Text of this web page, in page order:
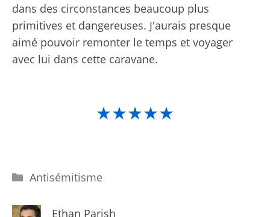
dans des circonstances beaucoup plus
primitives et dangereuses. J'aurais presque
aimé pouvoir remonter le temps et voyager
avec lui dans cette caravane.
★★★★★
Catégories
Antisémitisme
Ethan Parish